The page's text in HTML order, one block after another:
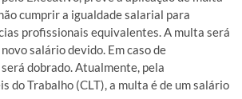
cumprir a igualdade salarial para
profissionais equivalentes. A multa será
salário devido. Em caso de
dobrado. Atualmente, pela
do Trabalho (CLT), a multa é de um salário